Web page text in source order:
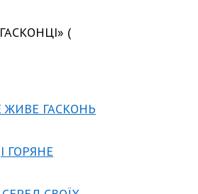
(
ГАСКОНЬ
ГОРЯНЕ